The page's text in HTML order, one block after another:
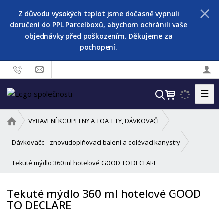
Z důvodu vysokých teplot jsme dočasně vypnuli
doručení do PPL Parcelboxů, abychom ochránili vaše
objednávky před poškozením. Děkujeme za
pochopení.
V
h
l
e
☰
v
o
n
t
r
VYBAVENÍ KOUPELNY A TOALETY, DÁVKOVAČE
Dávkovače - znovudoplňovací balení a dolévací kanystry
Tekuté mýdlo 360 ml hotelové GOOD TO DECLARE
Tekuté mýdlo 360 ml hotelové GOOD
TO DECLARE